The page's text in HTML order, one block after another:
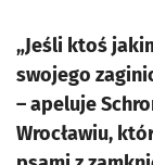
„Jeśli ktoś
swojego
– apeluje
Wrocławiu,